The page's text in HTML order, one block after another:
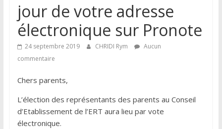
jour de votre adresse
électronique sur Pronote
24 septembre 2019 CHRIDI Rym
Aucun
commentaire
Chers parents,
L’élection des représentants des parents au Conseil
d’Etablissement de l’ERT aura lieu par vote
électronique.